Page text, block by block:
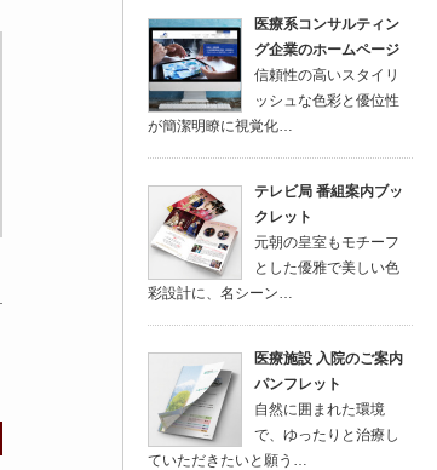
医療系コンサルティン
グ企業のホームページ
信頼性の高いスタイリ
ッシュな色彩と優位性
が簡潔明瞭に視覚化…
テレビ局 番組案内ブッ
クレット
元朝の皇室もモチーフ
とした優雅で美しい色
彩設計に、名シーン…
医療施設 入院のご案内
パンフレット
自然に囲まれた環境
で、ゆったりと治療し
ていただきたいと願う…